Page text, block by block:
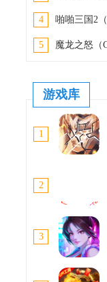
4 啪啪三国2
5 魔龙之怒（
游戏库
1
2
3